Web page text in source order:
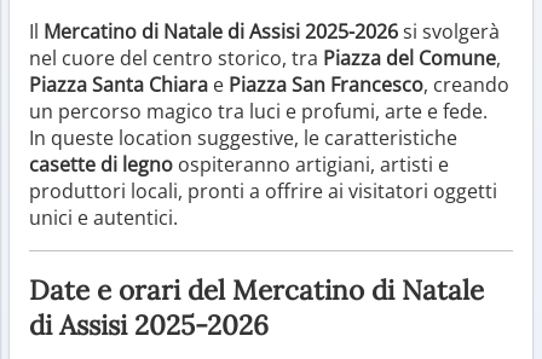
Il Mercatino di Natale di Assisi 2025-2026si svolgerà
nel cuore del centro storico, tra Piazza del Comune,
Piazza Santa Chiara e Piazza San Francesco, creando
un percorso magico tra luci e profumi, arte e fede.
In queste location suggestive, le caratteristiche
casette di legno ospiteranno artigiani, artisti e
produttori locali, pronti a offrire ai visitatori oggetti
unici e autentici.
Date e orari del Mercatino di Natale
di Assisi 2025-2026